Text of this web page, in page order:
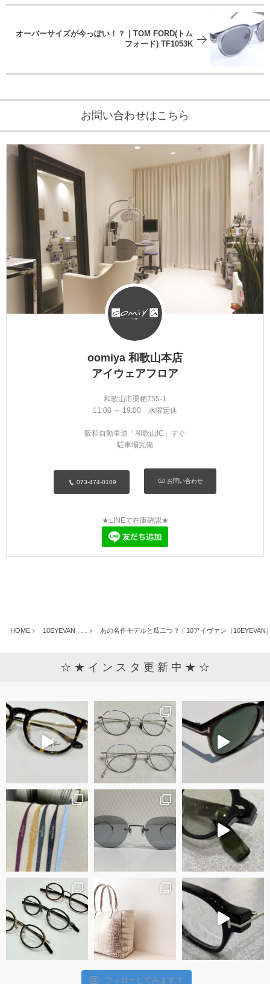
オーバーサイズが今っぽい！？｜TOM FORD(トム
フォード) TF1053K
お問い合わせはこちら
oomiya 和歌山本店
アイウェアフロア
和歌山市栗栖755-1
11:00 ～ 19:00 水曜定休
阪和自動車道「和歌山IC」すぐ
駐車場完備
073-474-0109 お問い合わせ
★LINEで在庫確認★
HOME 10EYEVAN , … あの名作モデルと瓜二つ？｜10アイヴァン（10EYEVAN
☆ ★ イ ン ス タ 更 新 中 ★ ☆
フォローしてみます？